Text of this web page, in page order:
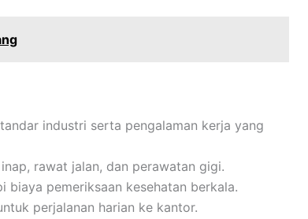
industri serta pengalaman kerja yang
rawat jalan, dan perawatan gigi.
biaya pemeriksaan kesehatan berkala.
perjalanan harian ke kantor.